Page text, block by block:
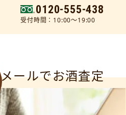
0120-555-438
受付時間：10:00～19:00
メールでお酒査定